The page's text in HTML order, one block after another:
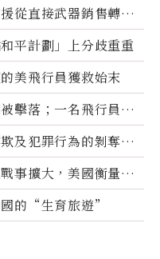
從直接武器銷售轉向
平計劃」上分歧重重
美飛行員獲救始末
擊落；一名飛行員失
及犯罪行為的剝奪公
事擴大，美國衡量地
的“生育旅遊”